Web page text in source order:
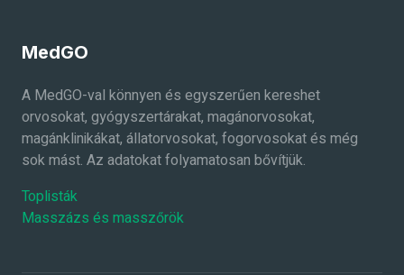
MedGO
A MedGO-val könnyen és egyszerűen kereshet
orvosokat, gyógyszertárakat, magánorvosokat,
magánklinikákat, állatorvosokat, fogorvosokat és még
sok mást. Az adatokat folyamatosan bővítjük.
Toplisták
Masszázs és masszőrök